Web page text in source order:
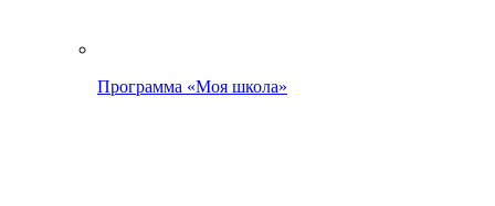
Программа «Моя школа»